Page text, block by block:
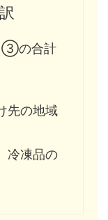
の合計
先の地域
冷凍品の